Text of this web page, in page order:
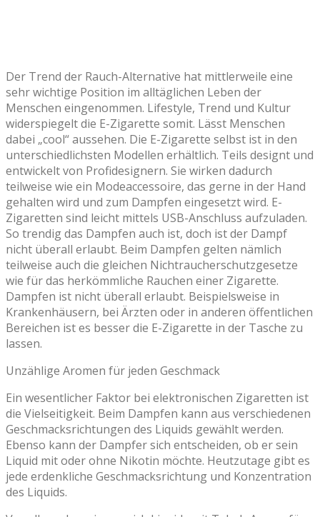
Der Trend der Rauch-Alternative hat mittlerweile eine
sehr wichtige Position im alltäglichen Leben der
Menschen eingenommen. Lifestyle, Trend und Kultur
widerspiegelt die E-Zigarette somit. Lässt Menschen
dabei „cool“ aussehen. Die E-Zigarette selbst ist in den
unterschiedlichsten Modellen erhältlich. Teils designt und
entwickelt von Profidesignern. Sie wirken dadurch
teilweise wie ein Modeaccessoire, das gerne in der Hand
gehalten wird und zum Dampfen eingesetzt wird. E-
Zigaretten sind leicht mittels USB-Anschluss aufzuladen.
So trendig das Dampfen auch ist, doch ist der Dampf
nicht überall erlaubt. Beim Dampfen gelten nämlich
teilweise auch die gleichen Nichtraucherschutzgesetze
wie für das herkömmliche Rauchen einer Zigarette.
Dampfen ist nicht überall erlaubt. Beispielsweise in
Krankenhäusern, bei Ärzten oder in anderen öffentlichen
Bereichen ist es besser die E-Zigarette in der Tasche zu
lassen.
Unzählige Aromen für jeden Geschmack
Ein wesentlicher Faktor bei elektronischen Zigaretten ist
die Vielseitigkeit. Beim Dampfen kann aus verschiedenen
Geschmacksrichtungen des Liquids gewählt werden.
Ebenso kann der Dampfer sich entscheiden, ob er sein
Liquid mit oder ohne Nikotin möchte. Heutzutage gibt es
jede erdenkliche Geschmacksrichtung und Konzentration
des Liquids.